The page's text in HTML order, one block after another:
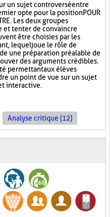
un sujet controversé entre
opte pour la position POUR
Les deux groupes
et tenter de convaincre
être choisies par les
lequel joue le rôle de
une préparation préalable de
des arguments crédibles.
permettant aux élèves
un point de vue sur un sujet
interactive.
Analyse critique (12)